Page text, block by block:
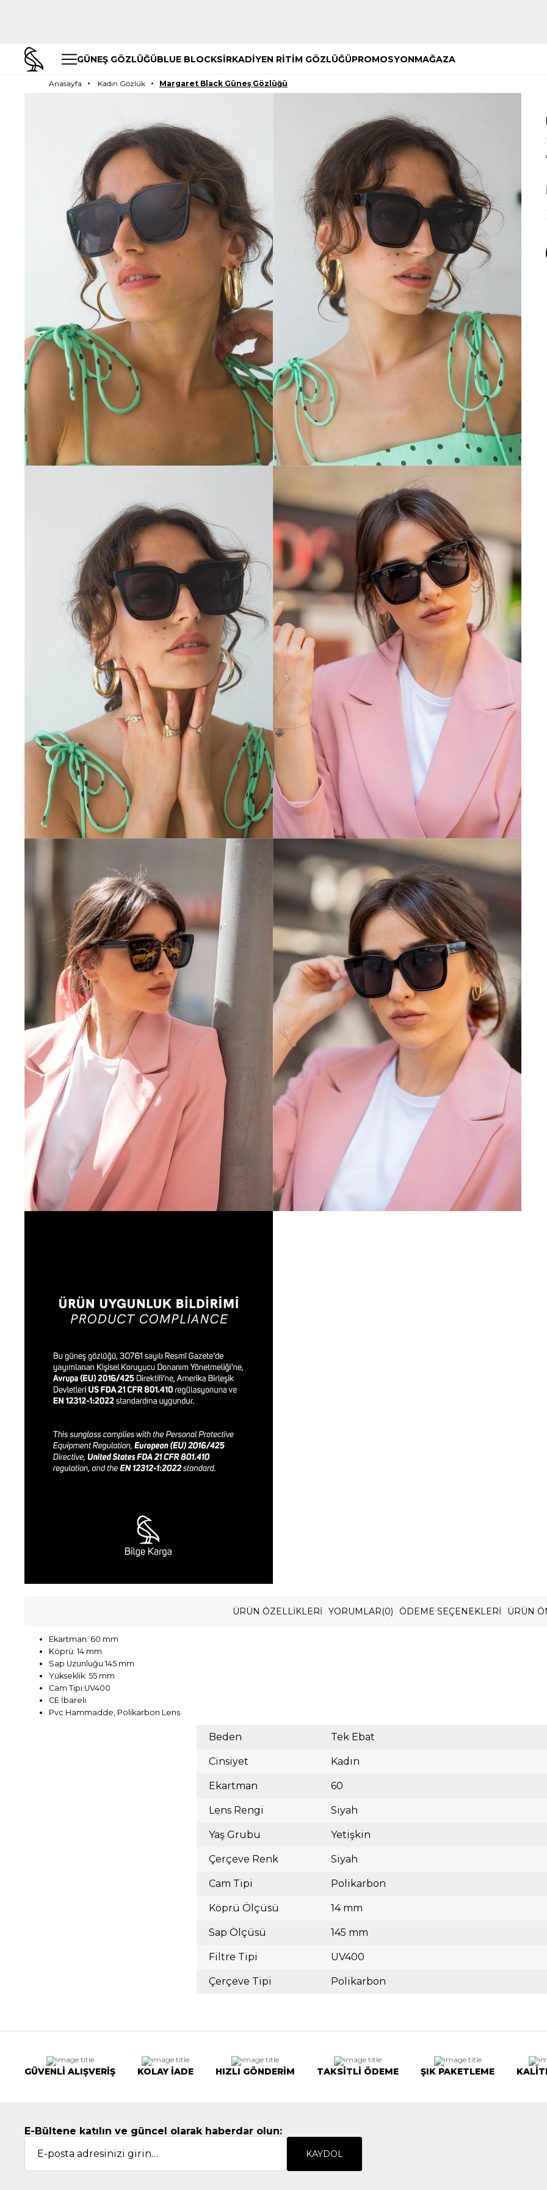
GÜNEŞ GÖZLÜĞÜBLUE BLOCKSİRKADİYEN RİTİM GÖZLÜĞÜPROMOSYONMAĞAZA
Anasayfa Kadın Gözlük Margaret Black Güneş Gözlüğü
ÜRÜN ÖZELLIKLERI YORUMLAR(0) ÖDEME SEÇENEKLERI ÜRÜN
Ekartman: 60 mm
Köprü: 14 mm
Sap Uzunluğu:145 mm
Yükseklik: 55 mm
Cam Tipi:UV400
CE İbareli
Pvc Hammadde, Polikarbon Lens
Beden Tek Ebat
Cinsiyet Kadın
Ekartman 60
Lens Rengi Siyah
Yaş Grubu Yetişkin
Çerçeve Renk Siyah
Cam Tipi Polikarbon
Köprü Ölçüsü 14 mm
Sap Ölçüsü 145 mm
Filtre Tipi UV400
Çerçeve Tipi Polikarbon
GÜVENLİ ALIŞVERİŞ KOLAY İADE HIZLI GÖNDERİM TAKSİTLİ ÖDEME ŞIK PAKETLEME
E-Bültene katılın ve güncel olarak haberdar olun:
KAYDOL